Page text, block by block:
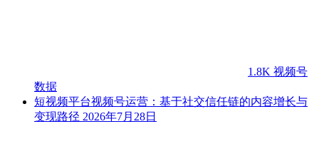
1.8K 视频号
数据
短视频平台视频号运营：基于社交信任链的内容增长与
变现路径 2026年7月28日